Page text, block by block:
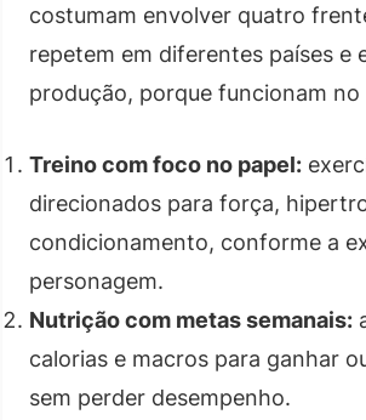
costumam envolver quatro
repetem em diferentes países e
produção, porque funcionam no
Treino com foco no papel:
direcionados para força,
condicionamento, conforme a
personagem.
Nutrição com metas semanais:
calorias e macros para ganhar
sem perder desempenho.